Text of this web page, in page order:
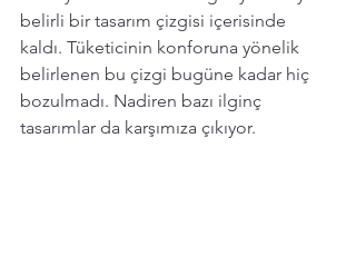
belirli bir tasarım çizgisi içerisinde
kaldı. Tüketicinin konforuna yönelik
belirlenen bu çizgi bugüne kadar hiç
bozulmadı. Nadiren bazı ilginç
tasarımlar da karşımıza çıkıyor.